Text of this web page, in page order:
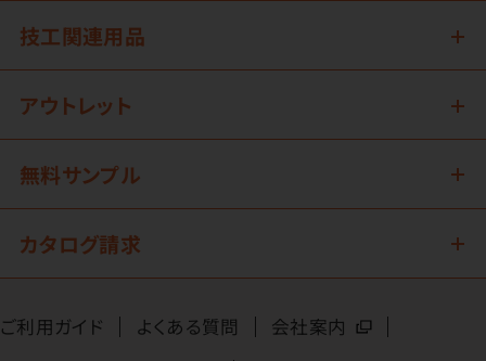
技工関連用品
アウトレット
無料サンプル
カタログ請求
ご利用ガイド よくある質問
会社案内